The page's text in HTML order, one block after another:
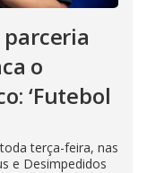
o
‘Futebol
terça-feira, nas
e Desimpedidos